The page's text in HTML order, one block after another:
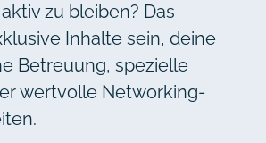
zu bleiben? Das
Inhalte sein, deine
Betreuung, spezielle
wertvolle Networking-